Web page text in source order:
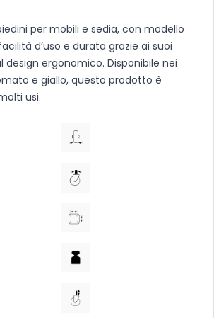
per mobili e sedia, con modello
d’uso e durata grazie ai suoi
design ergonomico. Disponibile nei
e giallo, questo prodotto è
usi.